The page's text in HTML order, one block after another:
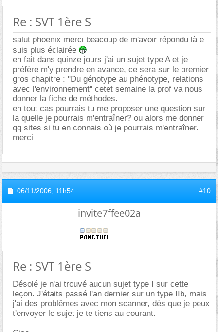
Re : SVT 1ère S
salut phoenix merci beacoup de m'avoir répondu là e
suis plus éclairée
en fait dans quinze jours j'ai un sujet type A et je
préfère m'y prendre en avance, ce sera sur le premier
gros chapitre : "Du génotype au phénotype, relations
avec l'environnement" cetet semaine la prof va nous
donner la fiche de méthodes.
en tout cas pourrais tu me proposer une question sur
la quelle je pourrais m'entraîner? ou alors me donner
qq sites si tu en connais où je pourrais m'entraîner.
merci
06/11/2006, 11h54 #10
invite7ffee02a
Re : SVT 1ère S
Désolé je n'ai trouvé aucun sujet type I sur cette
leçon. J'étaits passé l'an dernier sur un type IIb, mais
j'ai des problêmes avec mon scanner, dès que je peux
t'envoyer le sujet je te tiens au courant.